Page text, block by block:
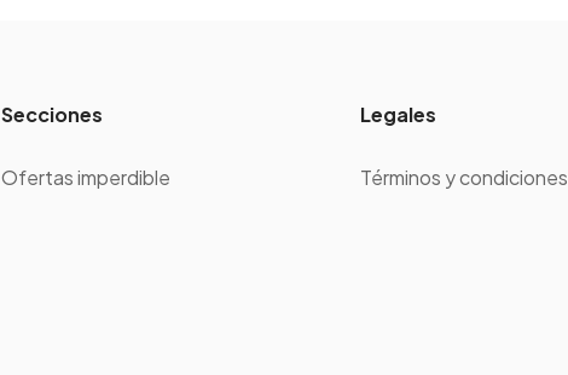
Secciones
Ofertas imperdible
Legales
Términos y condiciones